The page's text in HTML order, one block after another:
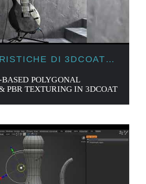
DI 3DCOAT
BASED POLYGONAL
PBR TEXTURING IN 3DCOAT